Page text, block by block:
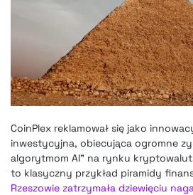
CoinPlex reklamował się jako
inwestycyjna, obiecująca ogromne
algorytmom AI” na rynku
to klasyczny przykład piramidy
Rzeszowie zatrzymała dziewięciu